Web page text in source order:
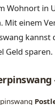
Wohnort in
Mit einem
kannst
Geld sparen.